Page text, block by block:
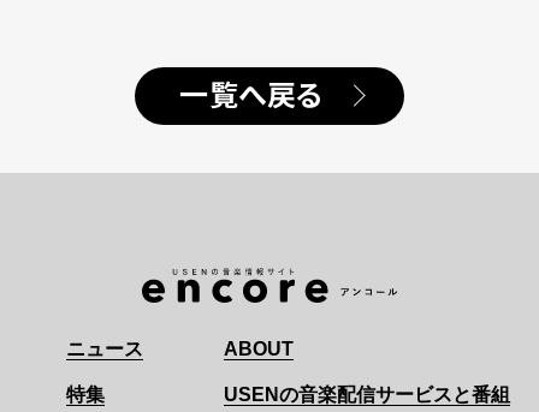
一覧へ戻る
ニュース
特集
ABOUT
USENの音楽配信サービスと番組